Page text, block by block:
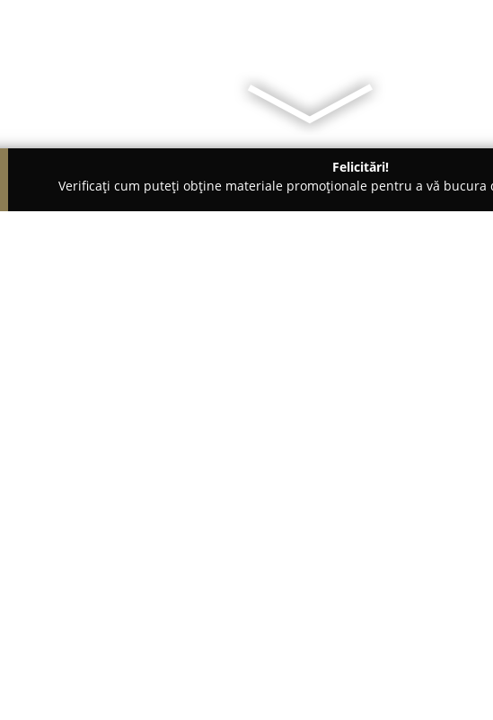
Felicitări!
Verificați cum puteți obține materiale promoționale pentru a vă bucura